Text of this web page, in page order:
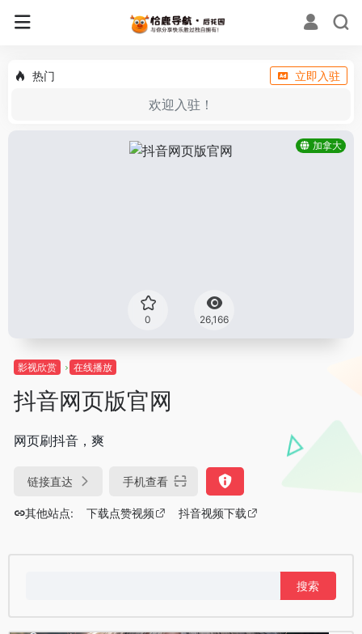
热门 立即入驻
欢迎入驻！
加拿大
0 26,166
影视欣赏 在线播放
抖音网页版官网
网页刷抖音，爽
链接直达 手机查看
其他站点: 下载点赞视频 抖音视频下载